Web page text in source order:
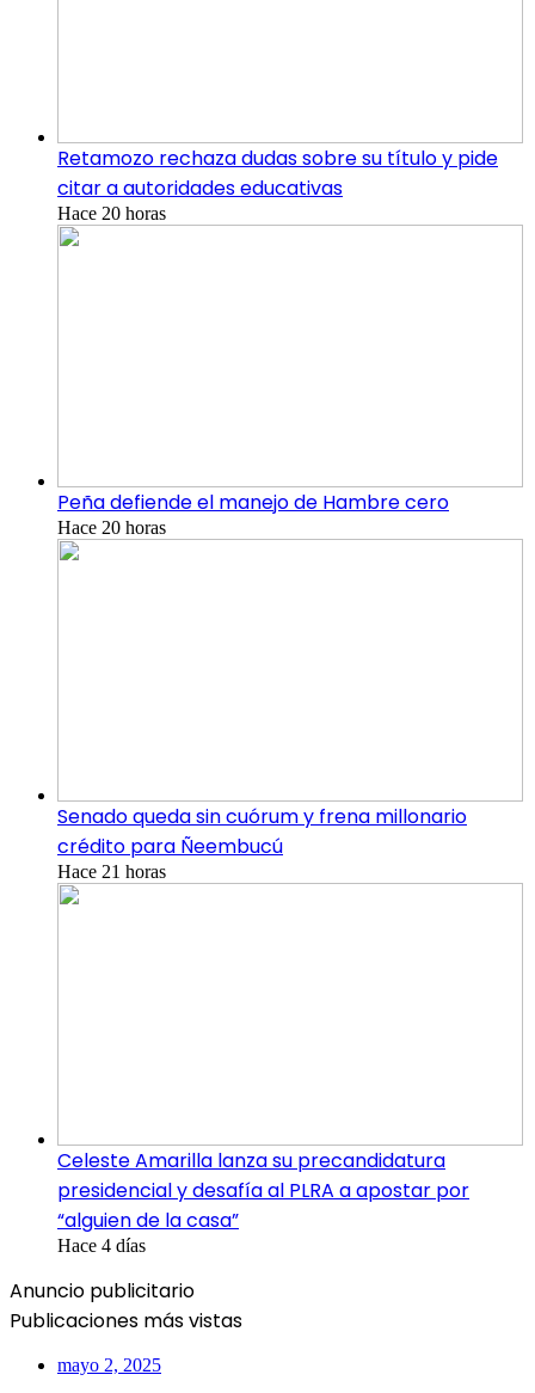
Retamozo rechaza dudas sobre su título y pide
citar a autoridades educativas
Hace 20 horas
Peña defiende el manejo de Hambre cero
Hace 20 horas
Senado queda sin cuórum y frena millonario
crédito para Ñeembucú
Hace 21 horas
Celeste Amarilla lanza su precandidatura
presidencial y desafía al PLRA a apostar por
“alguien de la casa”
Hace 4 días
Anuncio publicitario
Publicaciones más vistas
mayo 2, 2025